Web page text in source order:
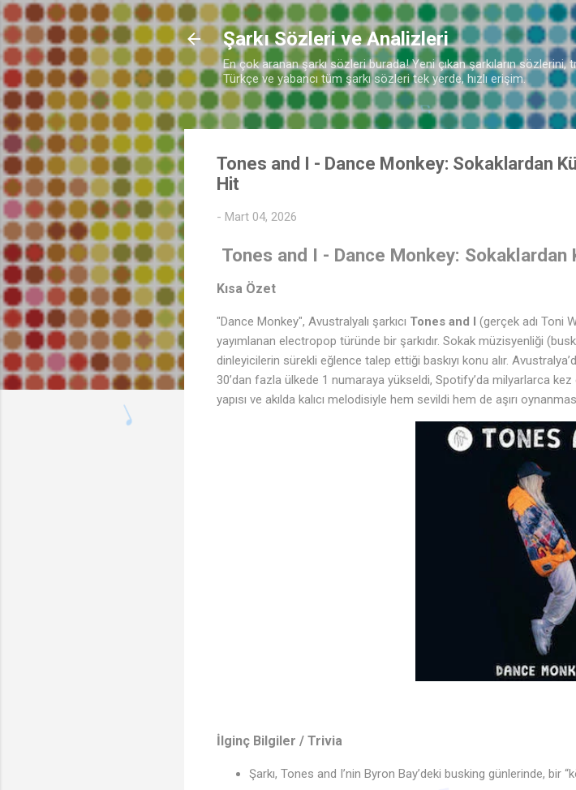
Ana içeriğe
Şarkı Sözleri ve Analizleri
En çok aranan şarkı sözleri burada! Yeni çıkan şarkıların sözlerini,
Türkçe ve yabancı tüm şarkı sözleri tek yerde, hızlı erişim.
Tones and I - Dance Monkey: Sokaklardan
Hit
- Mart 04, 2026
Tones and I - Dance Monkey:
Kısa Özet
"Dance Monkey", Avustralyalı şarkıcı Tones and I (gerçek adı Toni
yayımlanan electropop türünde bir şarkıdır. Sokak müzisyenliği
dinleyicilerin sürekli eğlence talep ettiği baskıyı konu alır.
30’dan fazla ülkede 1 numaraya yükseldi, Spotify’da milyarlarca kez
yapısı ve akılda kalıcı melodisiyle hem sevildi hem de aşırı
İlginç Bilgiler / Trivia
Şarkı, Tones and I’nin Byron Bay’deki busking günlerinde, bir